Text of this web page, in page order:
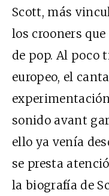
Scott, más
los crooners
de pop. Al poco
europeo, el
sonido avant
ello ya venía
se presta
la biografía de